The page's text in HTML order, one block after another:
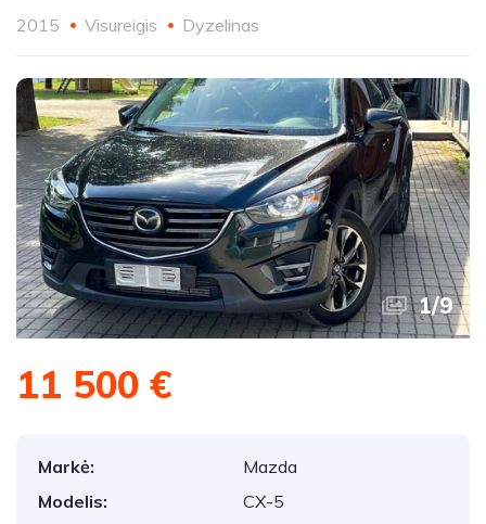
2015 Visureigis Dyzelinas
1/9
11 500 €
Markė:
Mazda
Modelis:
CX-5